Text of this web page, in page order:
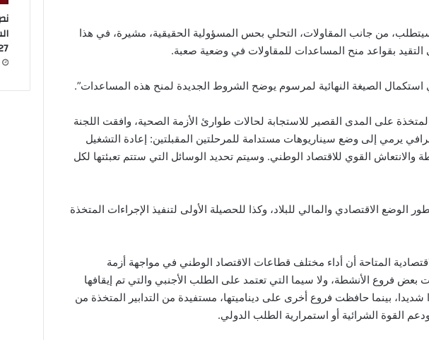
من جانب المقاولات، التحلي بحس المسؤولية الحقيقية، مشيرة، في هذا
بقواعد منح المساعدات للمقاولات في وضعية صعبة.
الصيغة النهائية لمرسوم يوضح الشروط الجديدة لمنح هذه المساعدات”.
المتخذة على المدى القصير للاستجابة لحالات طوارئ الأزمة الصحية، وافقت اللجنة
يرمي إلى وضع سيناريوهات مستدامة للمرحلتين المقبلتين: إعادة التشغيل
القوي للاقتصاد الوطني. وسيتم تحديد الوسائل التي ستتم تعبئتها لكل
الوضع الاقتصادي والمالي للبلاد، وكذا للحصيلة الأولى لتنفيذ الإجراءات المتخذة
المتاحة أن أداء مختلف قطاعات الاقتصاد الوطني في مواجهة أزمة
تأثرت بعض فروع الأنشطة، ولا سيما التي تعتمد على الطلب الأجنبي والتي تم إيقافها
شديدا، بينما حافظت فروع أخرى على ديناميتها، مستفيدة من التدابير المتخذة من
القوة الشرائية أو استمرارية الطلب الدولي.
27